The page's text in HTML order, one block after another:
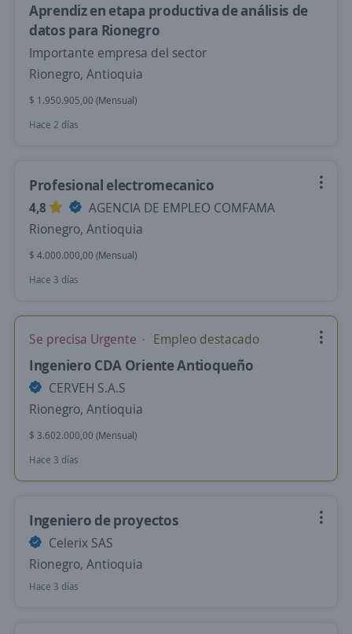
Aprendiz en etapa productiva de análisis de
datos para Rionegro
Importante empresa del sector
Rionegro, Antioquia
$ 1.950.905,00 (Mensual)
Hace 2 días
Profesional electromecanico
4,8
AGENCIA DE EMPLEO COMFAMA
Rionegro, Antioquia
$ 4.000.000,00 (Mensual)
Hace 3 días
Se precisa Urgente Empleo destacado
Ingeniero CDA Oriente Antioqueño
CERVEH S.A.S
Rionegro, Antioquia
$ 3.602.000,00 (Mensual)
Hace 3 días
Ingeniero de proyectos
Celerix SAS
Rionegro, Antioquia
Hace 3 días